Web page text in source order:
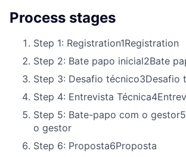
Process stages
Step 1: Registration1Registration
Step 2: Bate papo inicial2Bate
Step 3: Desafio técnico3Desafio
Step 4: Entrevista Técnica4
Step 5: Bate-papo com o gestor5
o gestor
Step 6: Proposta6Proposta